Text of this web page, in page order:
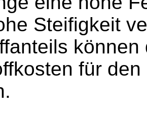
Steifigkeit
für